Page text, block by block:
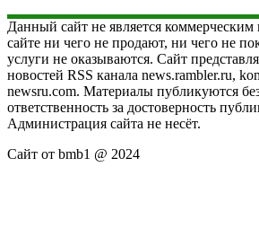
Данный сайт не является
сайте ни чего не продают, ни чего не
услуги не оказываются. Сайт
новостей RSS канала news.rambler.ru,
newsru.com. Материалы публикуются
ответственность за достоверность
Администрация сайта не несёт.
Сайт от bmb1 @ 2024